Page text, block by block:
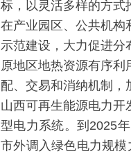
标，以灵活多样的方式
在产业园区、公共机构
示范建设，大力促进分
原地区地热资源有序
配、交易和消纳机制
山西可再生能源电力
型电力系统。到2025
市外调入绿色电力规